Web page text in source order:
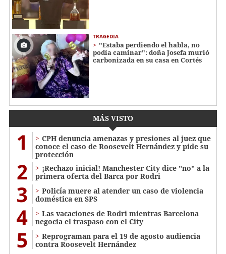
TRAGEDIA
"Estaba perdiendo el habla, no
podía caminar": doña Josefa murió
carbonizada en su casa en Cortés
MÁS VISTO
1
CPH denuncia amenazas y presiones al juez que
conoce el caso de Roosevelt Hernández y pide su
protección
2
¡Rechazo inicial! Manchester City dice "no" a la
primera oferta del Barca por Rodri
3
Policía muere al atender un caso de violencia
doméstica en SPS
4
Las vacaciones de Rodri mientras Barcelona
negocia el traspaso con el City
5
Reprograman para el 19 de agosto audiencia
contra Roosevelt Hernández